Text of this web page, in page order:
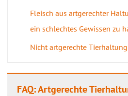
Fleisch aus artgerechter
ein schlechtes Gewissen zu
Nicht artgerechte
FAQ: Artgerechte